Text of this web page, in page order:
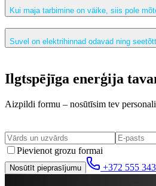
Kui maja tarbimine on väike, siis pole
Suvel on elektrihinnad odavad ning
Ilgtspējīga enerģija
Aizpildi formu – nosūtīsim tev
Pievienot grozu formai
Nosūtīt pieprasījumu +372 555